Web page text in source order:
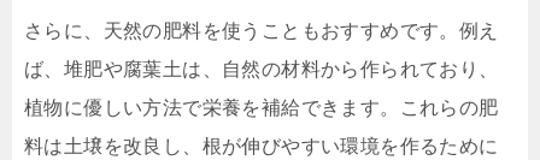
さらに、天然の肥料を使うこともおすすめです。例え
ば、堆肥や腐葉土は、自然の材料から作られており、
植物に優しい方法で栄養を補給できます。これらの肥
料は土壌を改良し、根が伸びやすい環境を作るために